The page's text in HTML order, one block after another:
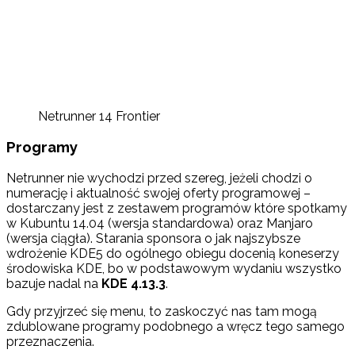
Netrunner 14 Frontier
Programy
Netrunner nie wychodzi przed szereg, jeżeli chodzi o
numerację i aktualność swojej oferty programowej –
dostarczany jest z zestawem programów które spotkamy
w Kubuntu 14.04 (wersja standardowa) oraz Manjaro
(wersja ciągła). Starania sponsora o jak najszybsze
wdrożenie KDE5 do ogólnego obiegu docenią koneserzy
środowiska KDE, bo w podstawowym wydaniu wszystko
bazuje nadal na KDE 4.13.3.
Gdy przyjrzeć się menu, to zaskoczyć nas tam mogą
zdublowane programy podobnego a wręcz tego samego
przeznaczenia.